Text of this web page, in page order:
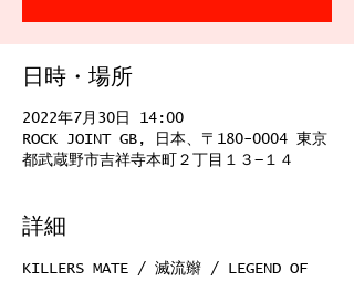
日時・場所
2022年7月30日 14:00
ROCK JOINT GB, 日本、〒180-0004 東京
都武蔵野市吉祥寺本町２丁目１３−１４
詳細
KILLERS MATE / 滅流辮 / LEGEND OF